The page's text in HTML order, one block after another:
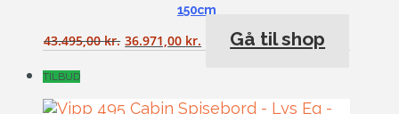
150cm
43.495,00kr. 36.971,00 kr. Gå til shop
TILBUD